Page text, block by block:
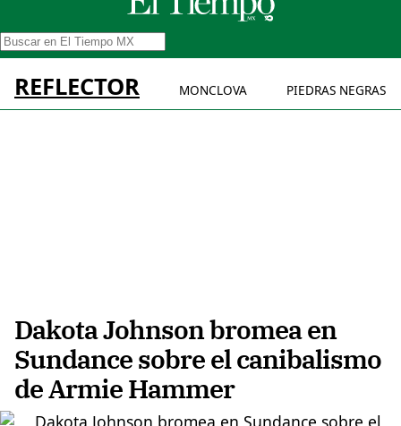
REFLECTOR MONCLOVA PIEDRAS NEGRAS
Dakota Johnson bromea en
Sundance sobre el canibalismo
de Armie Hammer